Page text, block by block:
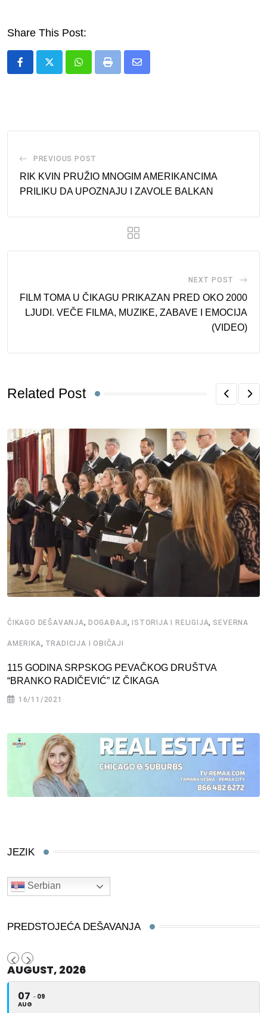
Share This Post:
WhatsappPrint
Share
PREVIOUS POST
RIK KVIN PRUŽIO MNOGIM AMERIKANCIMA
PRILIKU DA UPOZNAJU I ZAVOLE BALKAN
NEXT POST
FILM TOMA U ČIKAGU PRIKAZAN PRED OKO 2000
LJUDI. VEČE FILMA, MUZIKE, ZABAVE I EMOCIJA
(VIDEO)
Related Post
ČIKAGO DEŠAVANJA, DOGAĐAJI, ISTORIJA I RELIGIJA, SEVERNA
AMERIKA, TRADICIJA I OBIČAJI
115 GODINA SRPSKOG PEVAČKOG DRUŠTVA
“BRANKO RADIČEVIĆ” IZ ČIKAGA
16/11/2021
JEZIK
Serbian
PREDSTOJEĆA DEŠAVANJA
AUGUST, 2026
07
AUG
09